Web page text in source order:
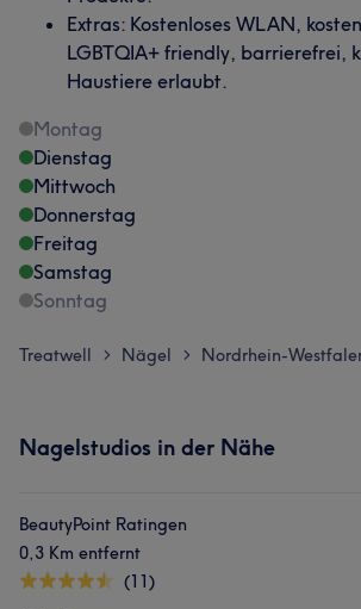
Extras: Kostenloses WLAN,
LGBTQIA+ friendly, barrierefrei,
Haustiere erlaubt.
Montag
Dienstag
Mittwoch
Donnerstag
Freitag
Samstag
Sonntag
Treatwell > Nägel > Nordrhein-
Nagelstudios in der Nähe
BeautyPoint Ratingen
0,3 Km entfernt
(11)